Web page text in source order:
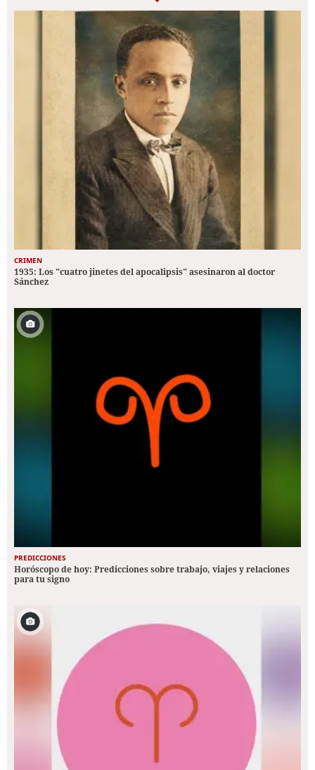
CRIMEN
1935: Los "cuatro jinetes del apocalipsis" asesinaron al doctor
Sánchez
PREDICCIONES
Horóscopo de hoy: Predicciones sobre trabajo, viajes y relaciones
para tu signo